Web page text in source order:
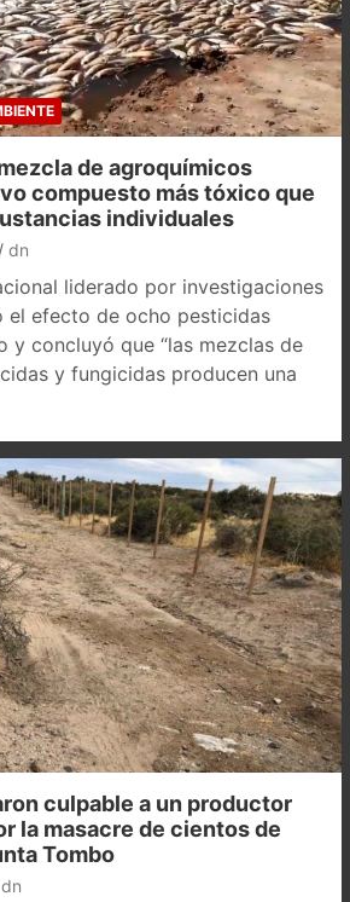
de agroquímicos
compuesto más tóxico que
individuales
dn
liderado por investigaciones
el efecto de ocho pesticidas
y concluyó que “las mezclas de
y fungicidas producen una
culpable a un productor
la masacre de cientos de
Tombo
dn